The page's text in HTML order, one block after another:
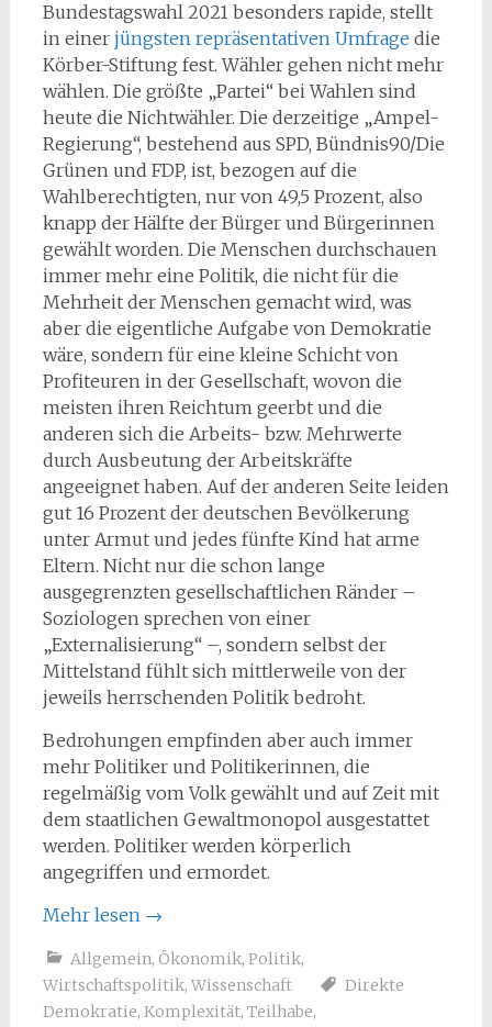
Bundestagswahl 2021 besonders rapide, stellt
in einer jüngsten repräsentativen Umfrage die
Körber-Stiftung fest. Wähler gehen nicht mehr
wählen. Die größte „Partei“ bei Wahlen sind
heute die Nichtwähler. Die derzeitige „Ampel-
Regierung“, bestehend aus SPD, Bündnis90/Die
Grünen und FDP, ist, bezogen auf die
Wahlberechtigten, nur von 49,5 Prozent, also
knapp der Hälfte der Bürger und Bürgerinnen
gewählt worden. Die Menschen durchschauen
immer mehr eine Politik, die nicht für die
Mehrheit der Menschen gemacht wird, was
aber die eigentliche Aufgabe von Demokratie
wäre, sondern für eine kleine Schicht von
Profiteuren in der Gesellschaft, wovon die
meisten ihren Reichtum geerbt und die
anderen sich die Arbeits- bzw. Mehrwerte
durch Ausbeutung der Arbeitskräfte
angeeignet haben. Auf der anderen Seite leiden
gut 16 Prozent der deutschen Bevölkerung
unter Armut und jedes fünfte Kind hat arme
Eltern. Nicht nur die schon lange
ausgegrenzten gesellschaftlichen Ränder –
Soziologen sprechen von einer
„Externalisierung“ –, sondern selbst der
Mittelstand fühlt sich mittlerweile von der
jeweils herrschenden Politik bedroht.
Bedrohungen empfinden aber auch immer
mehr Politiker und Politikerinnen, die
regelmäßig vom Volk gewählt und auf Zeit mit
dem staatlichen Gewaltmonopol ausgestattet
werden. Politiker werden körperlich
angegriffen und ermordet.
Mehr lesen →
Allgemein, Ökonomik, Politik,
Wirtschaftspolitik, Wissenschaft
Direkte
Demokratie, Komplexität, Teilhabe,